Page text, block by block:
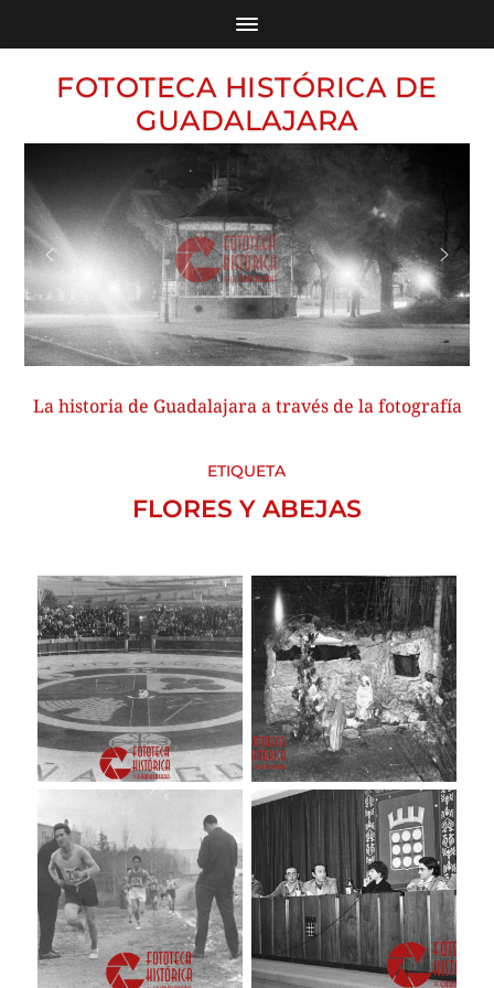
FOTOTECA HISTÓRICA DE
GUADALAJARA
La historia de Guadalajara a través de la fotografía
ETIQUETA
FLORES Y ABEJAS